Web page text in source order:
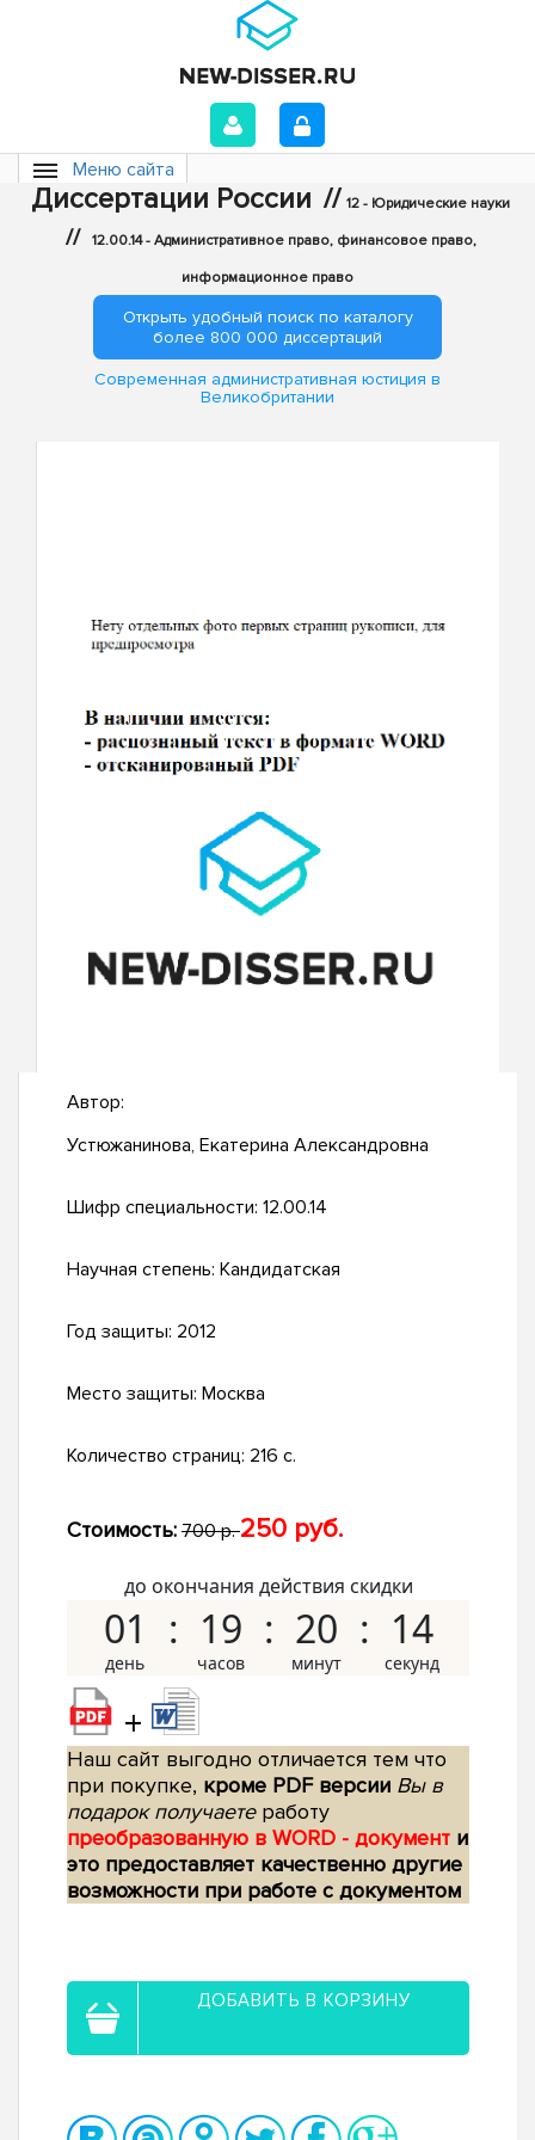
Меню сайта
Диссертации России // 12 - Юридические науки
// 12.00.14 - Административное право, финансовое право,
информационное право
Открыть удобный поиск по каталогу
более 800 000 диссертаций
Современная административная юстиция в
Великобритании
Автор:
Устюжанинова, Екатерина Александровна
Шифр специальности: 12.00.14
Научная степень: Кандидатская
Год защиты: 2012
Место защиты: Москва
Количество страниц: 216 с.
Стоимость: 700 р.250 руб.
до окончания действия скидки
01 19 20 13
+
Наш сайт выгодно отличается тем что
при покупке, кроме PDF версии Вы в
подарок получаетеработу
преобразованную в WORD - документ и
это предоставляет качественно другие
возможности при работе с документом
ДОБАВИТЬ В КОРЗИНУ